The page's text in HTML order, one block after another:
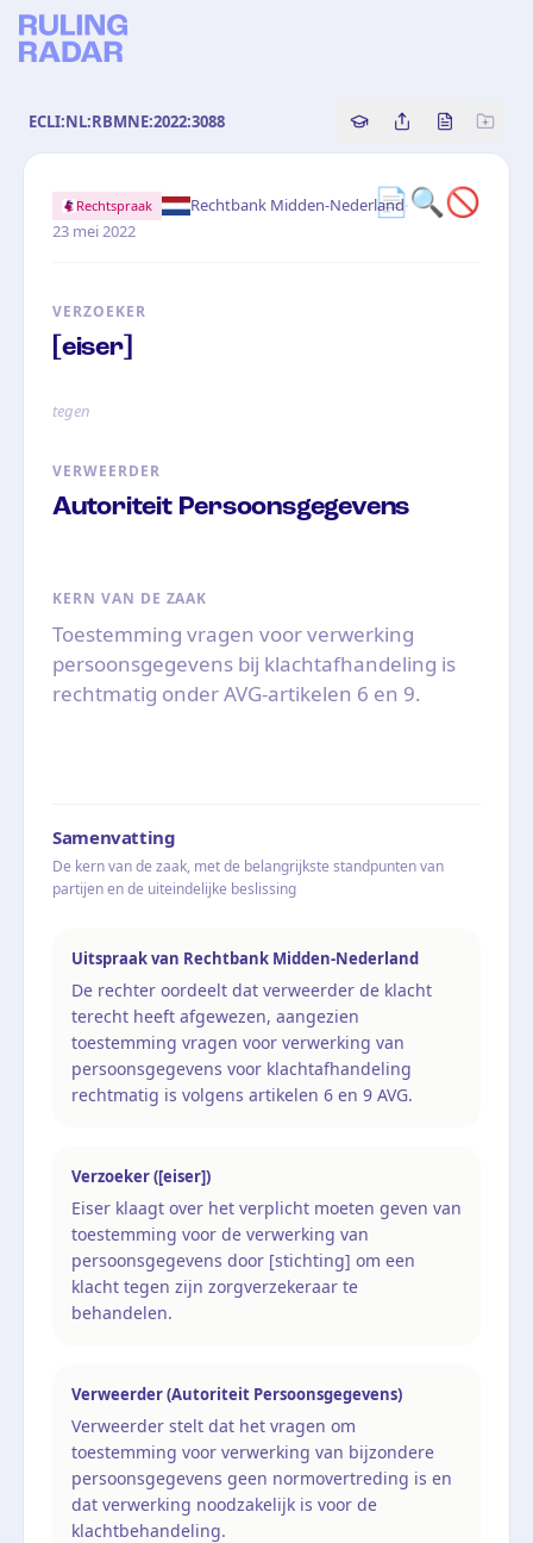
ECLI:NL:RBMNE:2022:3088 Copy source
Share this
Bekijk
📄🔍🚫
Rechtspraak Rechtbank Midden-Nederland·
23 mei 2022
VERZOEKER
[eiser]
tegen
VERWEERDER
Autoriteit Persoonsgegevens
KERN VAN DE ZAAK
Toestemming vragen voor verwerking
persoonsgegevens bij klachtafhandeling is
rechtmatig onder AVG-artikelen 6 en 9.
Samenvatting
De kern van de zaak, met de belangrijkste standpunten van
partijen en de uiteindelijke beslissing
Uitspraak van Rechtbank Midden-Nederland
De rechter oordeelt dat verweerder de klacht
terecht heeft afgewezen, aangezien
toestemming vragen voor verwerking van
persoonsgegevens voor klachtafhandeling
rechtmatig is volgens artikelen 6 en 9 AVG.
Verzoeker ([eiser])
Eiser klaagt over het verplicht moeten geven van
toestemming voor de verwerking van
persoonsgegevens door [stichting] om een
klacht tegen zijn zorgverzekeraar te
behandelen.
Verweerder (Autoriteit Persoonsgegevens)
Verweerder stelt dat het vragen om
toestemming voor verwerking van bijzondere
persoonsgegevens geen normovertreding is en
dat verwerking noodzakelijk is voor de
klachtbehandeling.